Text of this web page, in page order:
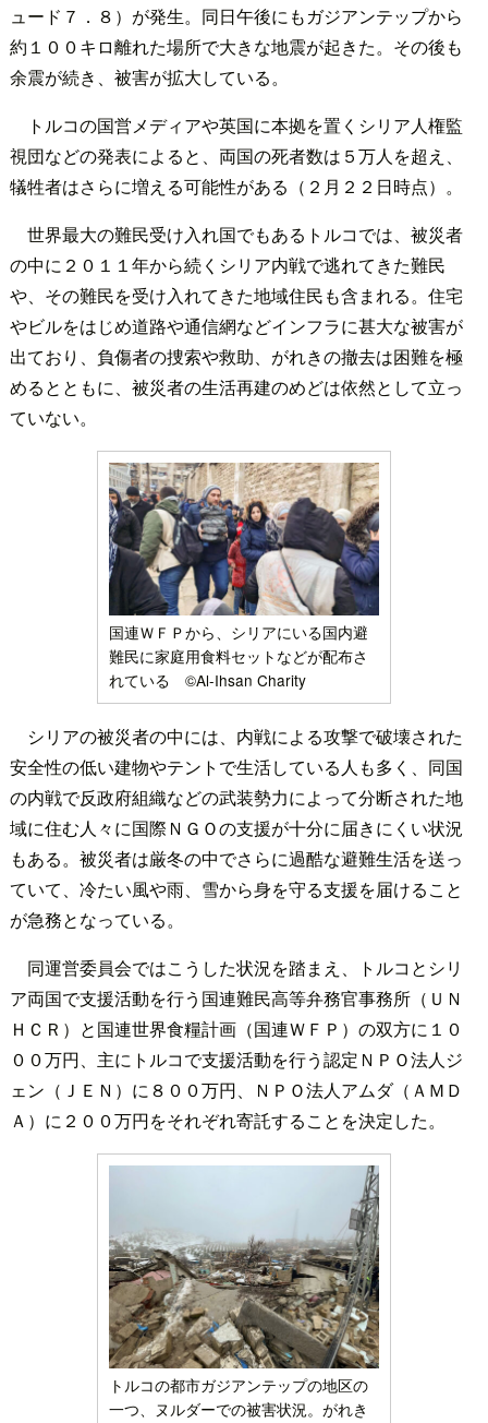
ュード７．８）が発生。同日午後にもガジアンテップから
約１００キロ離れた場所で大きな地震が起きた。その後も
余震が続き、被害が拡大している。
トルコの国営メディアや英国に本拠を置くシリア人権監
視団などの発表によると、両国の死者数は５万人を超え、
犠牲者はさらに増える可能性がある（２月２２日時点）。
世界最大の難民受け入れ国でもあるトルコでは、被災者
の中に２０１１年から続くシリア内戦で逃れてきた難民
や、その難民を受け入れてきた地域住民も含まれる。住宅
やビルをはじめ道路や通信網などインフラに甚大な被害が
出ており、負傷者の捜索や救助、がれきの撤去は困難を極
めるとともに、被災者の生活再建のめどは依然として立っ
ていない。
国連ＷＦＰから、シリアにいる国内避
難民に家庭用食料セットなどが配布さ
れている ©Al-Ihsan Charity
シリアの被災者の中には、内戦による攻撃で破壊された
安全性の低い建物やテントで生活している人も多く、同国
の内戦で反政府組織などの武装勢力によって分断された地
域に住む人々に国際ＮＧＯの支援が十分に届きにくい状況
もある。被災者は厳冬の中でさらに過酷な避難生活を送っ
ていて、冷たい風や雨、雪から身を守る支援を届けること
が急務となっている。
同運営委員会ではこうした状況を踏まえ、トルコとシリ
ア両国で支援活動を行う国連難民高等弁務官事務所（ＵＮ
ＨＣＲ）と国連世界食糧計画（国連ＷＦＰ）の双方に１０
００万円、主にトルコで支援活動を行う認定ＮＰＯ法人ジ
ェン（ＪＥＮ）に８００万円、ＮＰＯ法人アムダ（ＡＭＤ
Ａ）に２００万円をそれぞれ寄託することを決定した。
トルコの都市ガジアンテップの地区の
一つ、ヌルダーでの被害状況。がれき